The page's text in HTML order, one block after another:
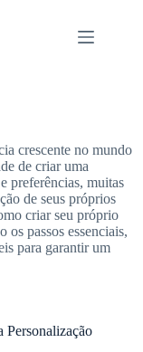
crescente no mundo
de criar uma
preferências, muitas
de seus próprios
criar seu próprio
os passos essenciais,
para garantir um